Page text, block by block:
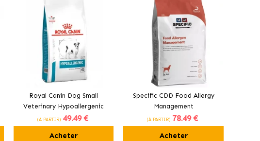
Royal Canin Dog Small
Veterinary Hypoallergenic
pour chiens petits
(À PARTIR) 49.49 €
Acheter
Specific CDD Food Allergy
Management
(À PARTIR) 78.49 €
Acheter